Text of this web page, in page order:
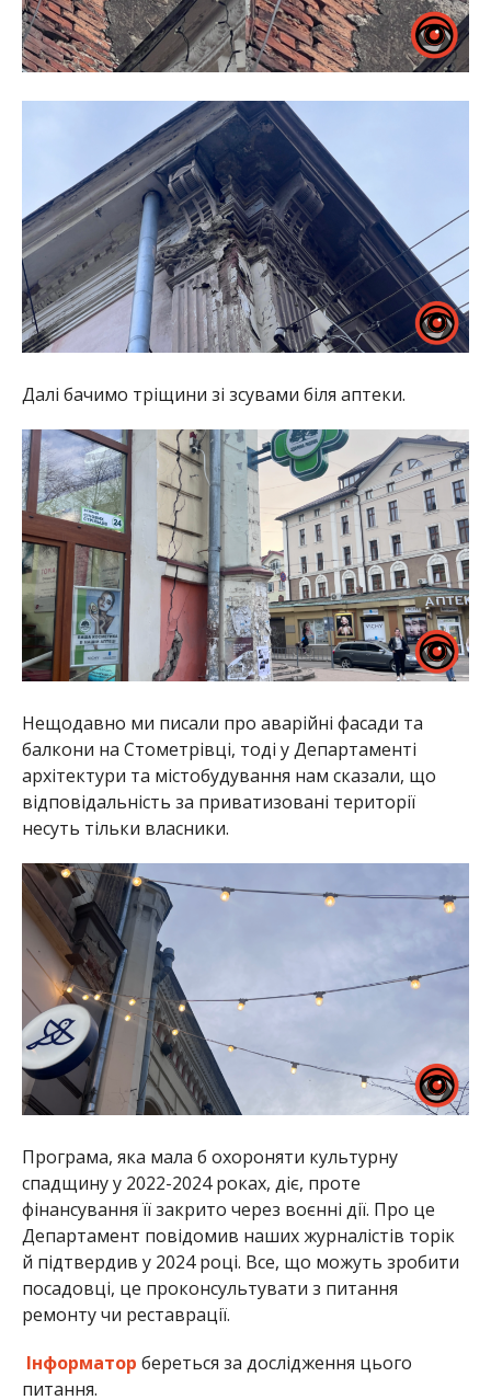
Далі бачимо тріщини зі зсувами біля аптеки.
Нещодавно ми писали про аварійні фасади та
балкони на Стометрівці, тоді у Департаменті
архітектури та містобудування нам сказали, що
відповідальність за приватизовані території
несуть тільки власники.
Програма, яка мала б охороняти культурну
спадщину у 2022-2024 роках, діє, проте
фінансування її закрито через воєнні дії. Про це
Департамент повідомив наших журналістів торік
й підтвердив у 2024 році. Все, що можуть зробити
посадовці, це проконсультувати з питання
ремонту чи реставрації.
Інформатор береться за дослідження цього
питання.